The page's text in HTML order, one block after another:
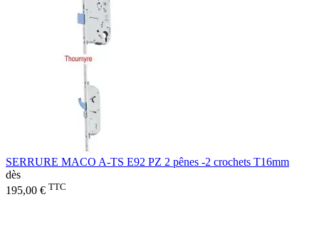
SERRURE MACO A-TS E92 PZ 2 pênes -2 crochets T16mm
dès
195,00 € TTC